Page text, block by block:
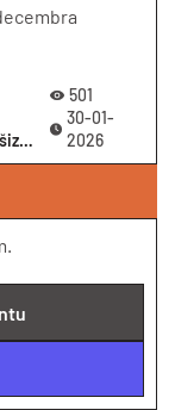
3-5 gadi, 5-7 gadi, Kultūras izpratne un pašizpausme mākslā, Praktiskā darbošanās, Pasākumu scenāriji, Ziema, Ziema
501
30-01-
2026